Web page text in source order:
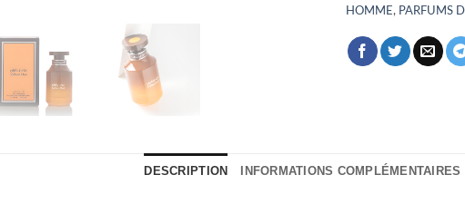
HOMME , PARFUMS
DESCRIPTION INFORMATIONS COMPLÉMENTAIRES